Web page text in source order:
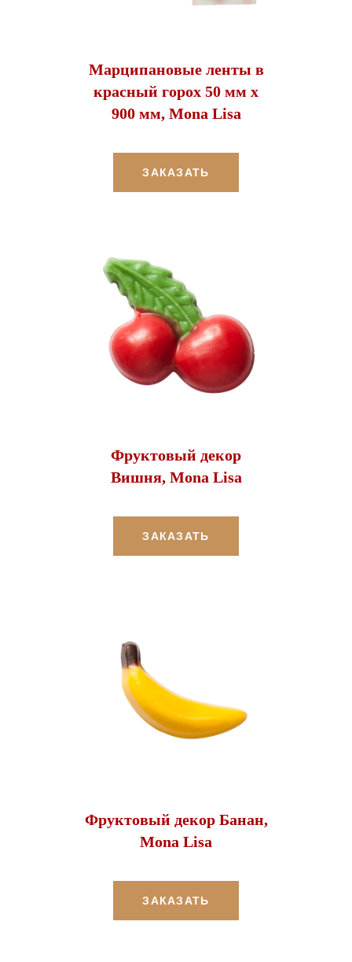
Марципановые ленты в
красный горох 50 мм х
900 мм, Mona Lisa
ЗАКАЗАТЬ
Фруктовый декор
Вишня, Mona Lisa
ЗАКАЗАТЬ
Фруктовый декор Банан,
Mona Lisa
ЗАКАЗАТЬ